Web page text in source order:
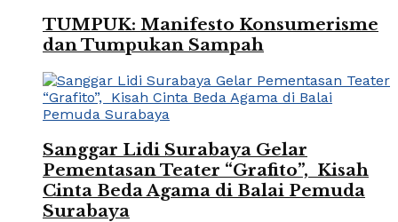
TUMPUK: Manifesto Konsumerisme
dan Tumpukan Sampah
Sanggar Lidi Surabaya Gelar
Pementasan Teater “Grafito”, Kisah
Cinta Beda Agama di Balai Pemuda
Surabaya